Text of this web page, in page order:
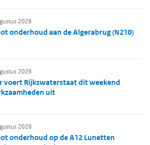
onderhoud aan de Algerabrug (N210)
2026
voert Rijkswaterstaat dit weekend
uit
2026
onderhoud op de A12 Lunetten
2026